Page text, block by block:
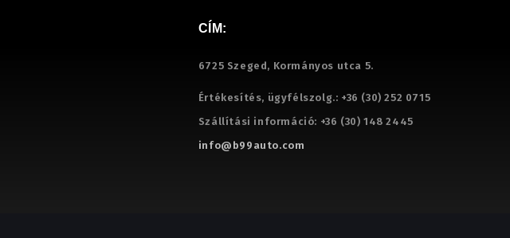
CÍM:
6725 Szeged, Kormányos utca 5.
Értékesítés, ügyfélszolg.: +36 (30) 252 0715
Szállítási információ: +36 (30) 148 2445
info@b99auto.com